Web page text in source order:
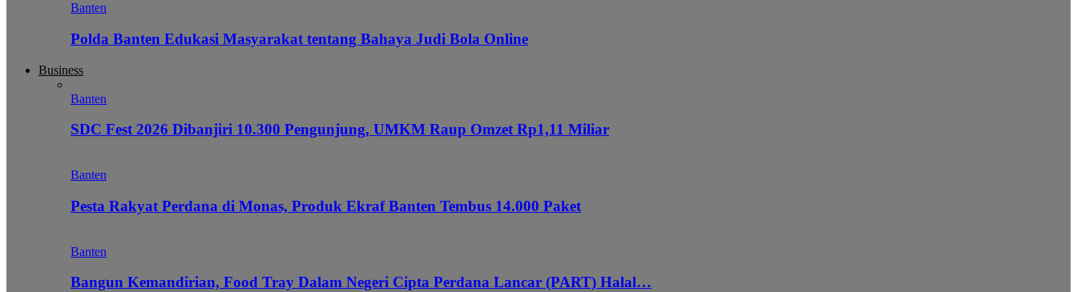
Banten
Polda Banten Edukasi Masyarakat tentang Bahaya Judi Bola Online
Business
Banten
SDC Fest 2026 Dibanjiri 10.300 Pengunjung, UMKM Raup Omzet Rp1,11 Miliar
Banten
Pesta Rakyat Perdana di Monas, Produk Ekraf Banten Tembus 14.000 Paket
Banten
Bangun Kemandirian, Food Tray Dalam Negeri Cipta Perdana Lancar (PART) Halal…